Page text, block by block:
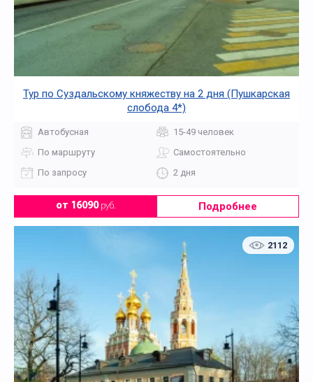
Тур по Суздальскому княжеству на 2 дня (Пушкарская
слобода 4*)
Автобусная
15-49 человек
По маршруту
Самостоятельно
По запросу
2 дня
от 16090руб. Подробнее
2112